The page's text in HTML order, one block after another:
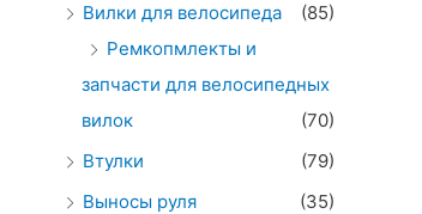
Вилки для велосипеда
(85)
Ремкопмлекты и
запчасти для велосипедных
вилок
(70)
Втулки
(79)
Выносы руля
(35)